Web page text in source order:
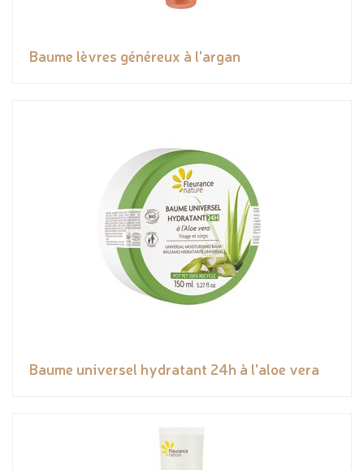
Baume lèvres généreux à l'argan
Baume universel hydratant 24h à l'aloe vera